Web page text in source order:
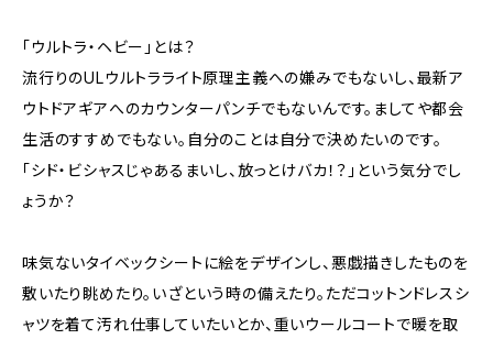
「ウルトラ・ヘビー」とは？
流行りのULウルトラライト原理主義への嫌みでもないし、最新ア
ウトドアギアへのカウンターパンチでもないんです。ましてや都会
生活のすすめでもない。自分のことは自分で決めたいのです。
「シド・ビシャスじゃあるまいし、放っとけバカ！？」という気分でし
ょうか？
味気ないタイベックシートに絵をデザインし、悪戯描きしたものを
敷いたり眺めたり。いざという時の備えたり。ただコットンドレスシ
ャツを着て汚れ仕事していたいとか、重いウールコートで暖を取